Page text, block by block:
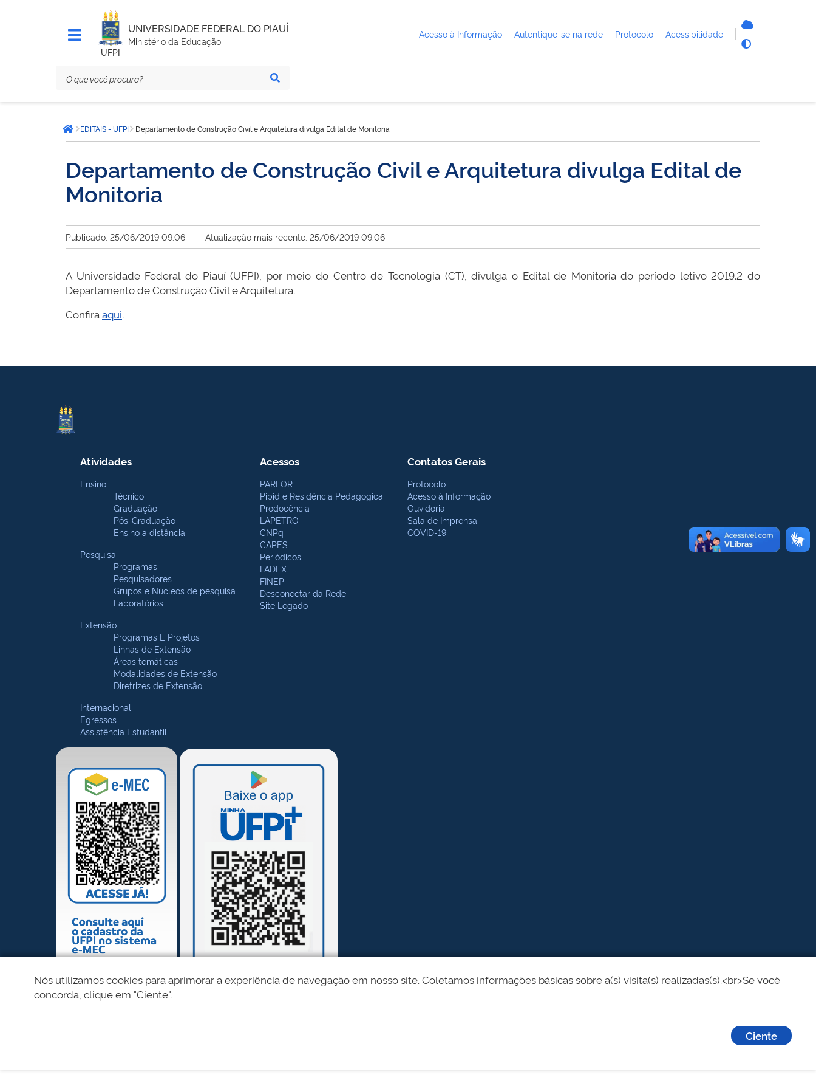
UFPI
UNIVERSIDADE FEDERAL DO PIAUÍ
Ministério da Educação
Acesso à Informação Autentique-se na rede Protocolo Acessibilidade
está
aqui:Página inicial
EDITAIS - UFPI Departamento de Construção Civil e Arquitetura divulga Edital de Monitoria
Departamento de Construção Civil e Arquitetura divulga Edital de
Monitoria
Publicado: 25/06/2019 09:06 Atualização mais recente: 25/06/2019 09:06
A Universidade Federal do Piauí (UFPI), por meio do Centro de Tecnologia (CT), divulga o Edital de Monitoria do período letivo 2019.2 do
Departamento de Construção Civil e Arquitetura.
Confiraaqui.
Atividades
Ensino
Técnico
Graduação
Pós-Graduação
Ensino a distância
Pesquisa
Programas
Pesquisadores
Grupos e Núcleos de pesquisa
Laboratórios
Extensão
Programas E Projetos
Linhas de Extensão
Áreas temáticas
Modalidades de Extensão
Diretrizes de Extensão
Internacional
Egressos
Assistência Estudantil
Acessos
PARFOR
Pibid e Residência Pedagógica
Prodocência
LAPETRO
CNPq
CAPES
Periódicos
FADEX
FINEP
Desconectar da Rede
Site Legado
Contatos Gerais
Protocolo
Acesso à Informação
Ouvidoria
Sala de Imprensa
COVID-19
Nós utilizamos cookies para aprimorar a experiência de navegação em nosso site. Coletamos informações básicas sobre a(s) visita(s) realizadas(s).<br>Se você
concorda, clique em "Ciente".
Ciente